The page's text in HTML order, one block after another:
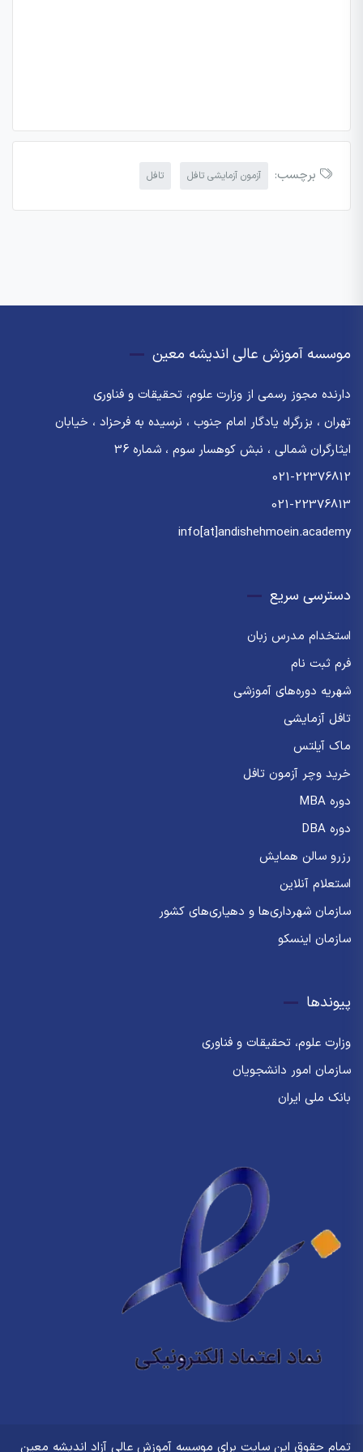
برچسب: آزمون آزمایشی تافل تافل
موسسه آموزش عالی اندیشه معین
دارنده مجوز رسمی از وزارت علوم، تحقیقات و فناوری
تهران ، بزرگراه یادگار امام جنوب ، نرسیده به فرحزاد ، خیابان
ایثارگران شمالی ، نبش کوهسار سوم ، شماره 36
021-22376812
021-22376813
info[at]andishehmoein.academy
دسترسی سریع
استخدام مدرس زبان
فرم ثبت نام
شهریه دوره‌های آموزشی
تافل آزمایشی
ماک آیلتس
خرید وچر آزمون تافل
دوره MBA
دوره DBA
رزرو سالن همایش
استعلام آنلاین
سازمان شهرداری‌ها و دهیاری‌های کشور
سازمان اینسکو
پیوندها
وزارت علوم، تحقیقات و فناوری
سازمان امور دانشجویان
بانک ملی ایران
تمام حقوق این سایت برای موسسه آموزش عالی آزاد اندیشه معین